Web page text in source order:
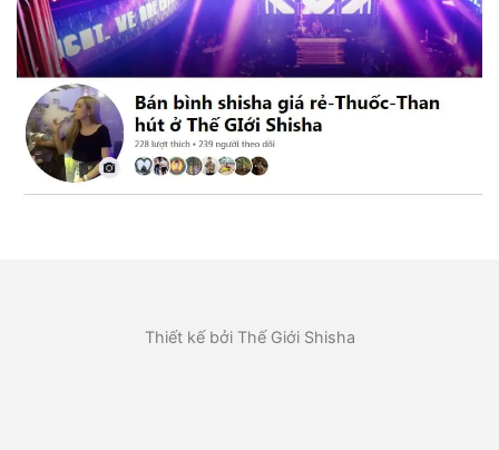
Thiết kế bởi Thế Giới Shisha